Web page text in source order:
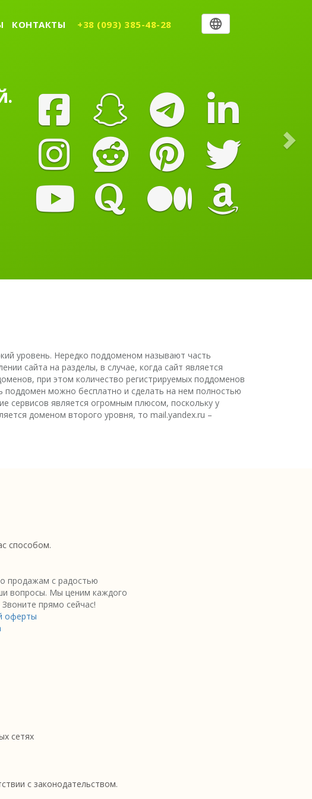
КОНТАКТЫ +38 (093) 385-48-28
уровень. Нередко поддоменом называют часть
сайта на разделы, в случае, когда сайт является
при этом количество регистрируемых поддоменов
поддомен можно бесплатно и сделать на нем полностью
сервисов является огромным плюсом, поскольку у
доменом второго уровня, то mail.yandex.ru –
способом.
продажам с радостью
вопросы. Мы ценим каждого
прямо сейчас!
оферты
сетях
с законодательством.